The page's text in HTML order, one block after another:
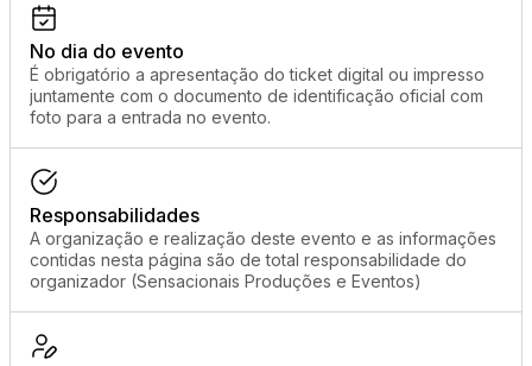
No dia do evento
É obrigatório a apresentação do ticket digital ou impresso
juntamente com o documento de identificação oficial com
foto para a entrada no evento.
Responsabilidades
A organização e realização deste evento e as informações
contidas nesta página são de total responsabilidade do
organizador (Sensacionais Produções e Eventos)